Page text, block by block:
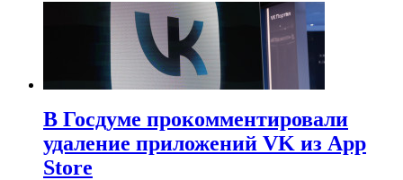
В Госдуме прокомментировали
удаление приложений VK из App
Store